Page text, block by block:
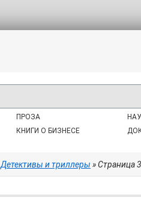
ПРОЗА
КНИГИ О БИЗНЕСЕ
Детективы и триллеры » Страница 3